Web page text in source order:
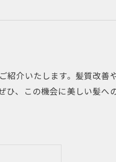
介いたします。髪質改善
、この機会に美しい髪へ